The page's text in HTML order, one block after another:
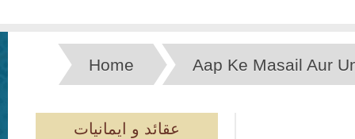
Home Aap Ke Masail Aur
عقائد و ایمانیات